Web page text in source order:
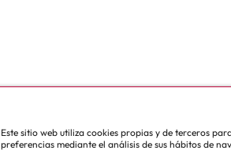
Este sitio web utiliza cookies propias y de terceros
preferencias mediante el análisis de sus hábitos de